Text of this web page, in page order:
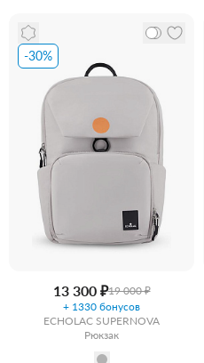
-30%
13 300 ₽19 000 ₽
+ 1330 бонусов
ECHOLAC SUPERNOVA
Рюкзак